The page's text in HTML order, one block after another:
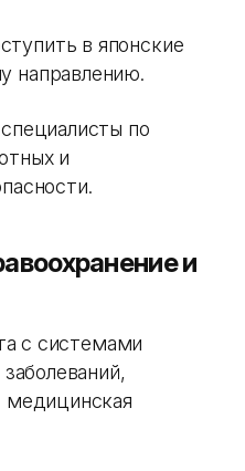
в японские
направлению.
по
и
и
с системами
медицинская